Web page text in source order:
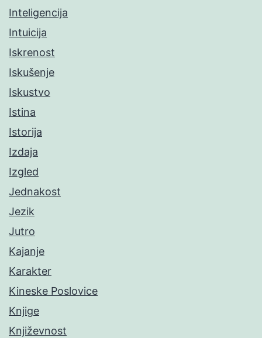
Inteligencija
Intuicija
Iskrenost
Iskušenje
Iskustvo
Istina
Istorija
Izdaja
Izgled
Jednakost
Jezik
Jutro
Kajanje
Karakter
Kineske Poslovice
Knjige
Književnost